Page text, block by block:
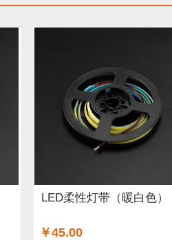
存储模块 (5) 结构件 (9)
排母 (1) 3G/4G/5G (1) IO
柔性传感器 (3)
机驱动器 (8) 电源线 (8)
RFID (4) LCD (4)
LED柔性灯带（暖白色）
￥45.00